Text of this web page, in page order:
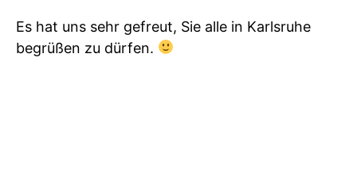
Es hat uns sehr gefreut, Sie alle in Karlsruhe
begrüßen zu dürfen.